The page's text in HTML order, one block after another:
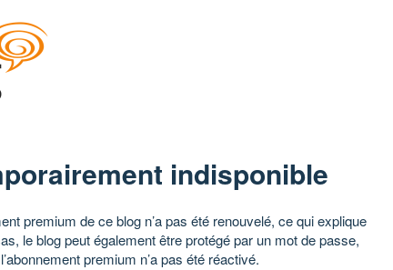
indisponible
premium de ce blog n’a pas été renouvelé, ce qui explique
le blog peut également être protégé par un mot de passe,
premium n’a pas été réactivé.